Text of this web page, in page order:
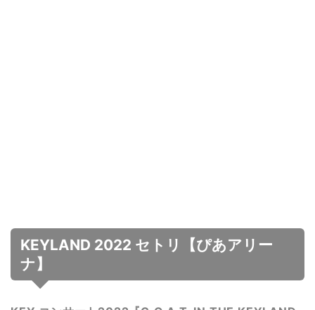
KEYLAND 2022 セトリ【ぴあアリー
ナ】